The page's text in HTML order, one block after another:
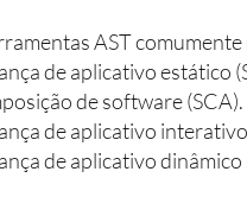
AST comumente
de aplicativo estático
de software (SCA).
de aplicativo
de aplicativo dinâmico